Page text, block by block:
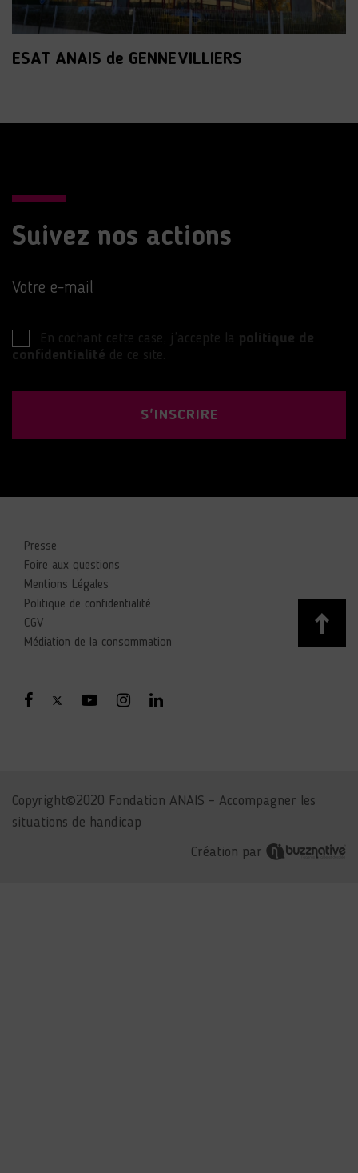
ESAT ANAIS de GENNEVILLIERS
Suivez nos actions
Votre e-mail
En cochant cette case, j’accepte la politique de
confidentialité de ce site.
S'INSCRIRE
Presse
Foire aux questions
Mentions Légales
Politique de confidentialité
CGV
Médiation de la consommation
Copyright©2020 Fondation ANAIS – Accompagner les
situations de handicap
Création par